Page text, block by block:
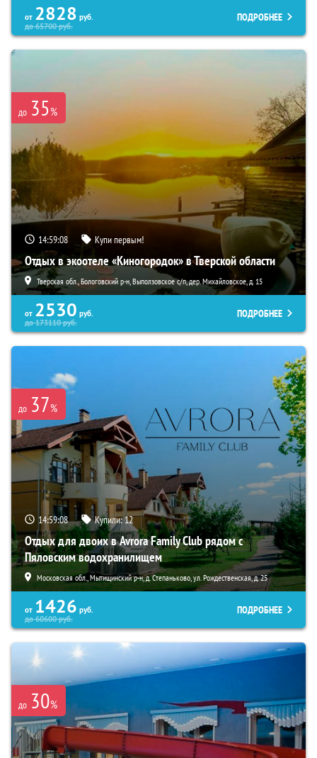
от 2828 руб.
до65700руб.
ПОДРОБНЕЕ
до 35%
14:59:06 Купи первым!
Отдых в экоотеле «Киногородок» в Тверской области
Тверская обл., Бологовский р-н, Выползовское с/п, дер. Михайловское, д. 15
от 2530 руб.
до173110руб.
ПОДРОБНЕЕ
до 37%
14:59:06 Купили:12
Отдых для двоих в Avrora Family Club рядом с
Пяловским водохранилищем
Московская обл., Мытищинский р-н, д. Степаньково, ул. Рождественская, д. 25
от 1426 руб.
до60600руб.
ПОДРОБНЕЕ
до 30%